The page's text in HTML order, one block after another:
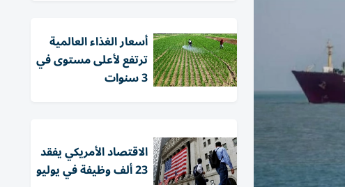
أسعار الغذاء العالمية
ترتفع لأعلى مستوى في
3 سنوات
الاقتصاد الأمريكي يفقد
23 ألف وظيفة في يوليو